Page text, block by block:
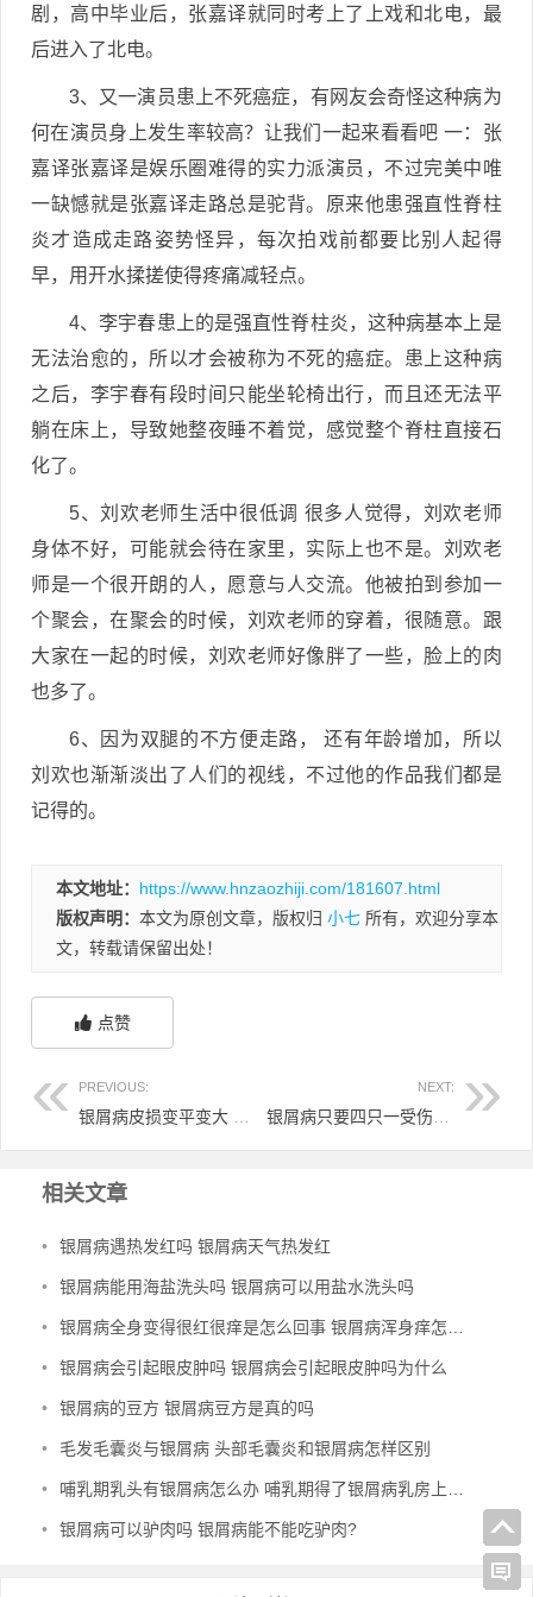
剧，高中毕业后，张嘉译就同时考上了上戏和北电，最
后进入了北电。
3、又一演员患上不死癌症，有网友会奇怪这种病为
何在演员身上发生率较高？让我们一起来看看吧 一：张
嘉译张嘉译是娱乐圈难得的实力派演员，不过完美中唯
一缺憾就是张嘉译走路总是驼背。原来他患强直性脊柱
炎才造成走路姿势怪异，每次拍戏前都要比别人起得
早，用开水揉搓使得疼痛减轻点。
4、李宇春患上的是强直性脊柱炎，这种病基本上是
无法治愈的，所以才会被称为不死的癌症。患上这种病
之后，李宇春有段时间只能坐轮椅出行，而且还无法平
躺在床上，导致她整夜睡不着觉，感觉整个脊柱直接石
化了。
5、刘欢老师生活中很低调 很多人觉得，刘欢老师
身体不好，可能就会待在家里，实际上也不是。刘欢老
师是一个很开朗的人，愿意与人交流。他被拍到参加一
个聚会，在聚会的时候，刘欢老师的穿着，很随意。跟
大家在一起的时候，刘欢老师好像胖了一些，脸上的肉
也多了。
6、因为双腿的不方便走路， 还有年龄增加，所以
刘欢也渐渐淡出了人们的视线，不过他的作品我们都是
记得的。
本文地址： https://www.hnzaozhiji.com/181607.html
版权声明： 本文为原创文章，版权归 小七 所有，欢迎分享本
文，转载请保留出处！
点赞
PREVIOUS: NEXT:
相关文章
• 银屑病遇热发红吗 银屑病天气热发红
• 银屑病能用海盐洗头吗 银屑病可以用盐水洗头吗
• 银屑病全身变得很红很痒是怎么回事 银屑病浑身痒怎么办
• 银屑病会引起眼皮肿吗 银屑病会引起眼皮肿吗为什么
• 银屑病的豆方 银屑病豆方是真的吗
• 毛发毛囊炎与银屑病 头部毛囊炎和银屑病怎样区别
• 哺乳期乳头有银屑病怎么办 哺乳期得了银屑病乳房上都是
• 银屑病可以驴肉吗 银屑病能不能吃驴肉?